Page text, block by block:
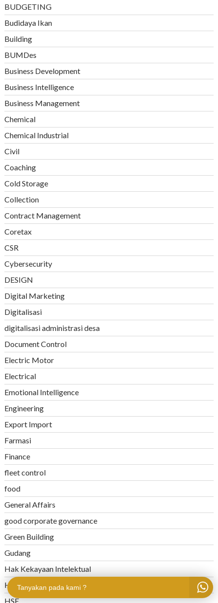
BUDGETING
Budidaya Ikan
Building
BUMDes
Business Development
Business Intelligence
Business Management
Chemical
Chemical Industrial
Civil
Coaching
Cold Storage
Collection
Contract Management
Coretax
CSR
Cybersecurity
DESIGN
Digital Marketing
Digitalisasi
digitalisasi administrasi desa
Document Control
Electric Motor
Electrical
Emotional Intelligence
Engineering
Export Import
Farmasi
Finance
fleet control
food
General Affairs
good corporate governance
Green Building
Gudang
Hak Kekayaan Intelektual
House Keeping
HSE
Tanyakan pada kami ?